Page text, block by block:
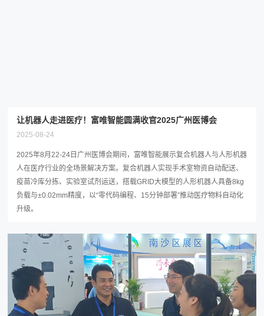
让机器人走进医疗！富唯智能圆满收官2025广州医博会
2025-08-24
2025年8月22-24日广州医博会期间，富唯智能展示复合机器人与人形机器
人在医疗行业的全场景解决方案。复合机器人实现手术室物资自动配送、
疫苗冷库分拣、实验室试剂运送，搭载GRID大模型的人形机器人具备8kg
负载与±0.02mm精度，以“零代码编程、15分钟部署”推动医疗物料自动化
升级。